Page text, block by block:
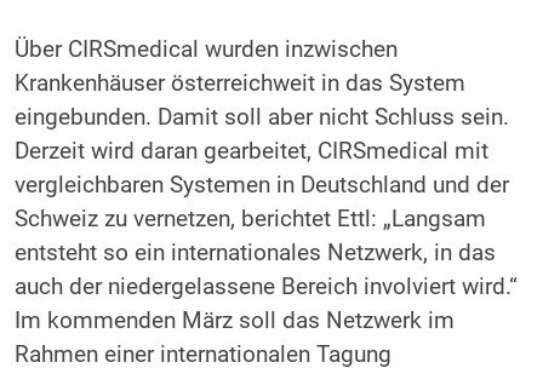
Über CIRSmedical wurden inzwischen
Krankenhäuser österreichweit in das System
eingebunden. Damit soll aber nicht Schluss sein.
Derzeit wird daran gearbeitet, CIRSmedical mit
vergleichbaren Systemen in Deutschland und der
Schweiz zu vernetzen, berichtet Ettl: „Langsam
entsteht so ein internationales Netzwerk, in das
auch der niedergelassene Bereich involviert wird.“
Im kommenden März soll das Netzwerk im
Rahmen einer internationalen Tagung